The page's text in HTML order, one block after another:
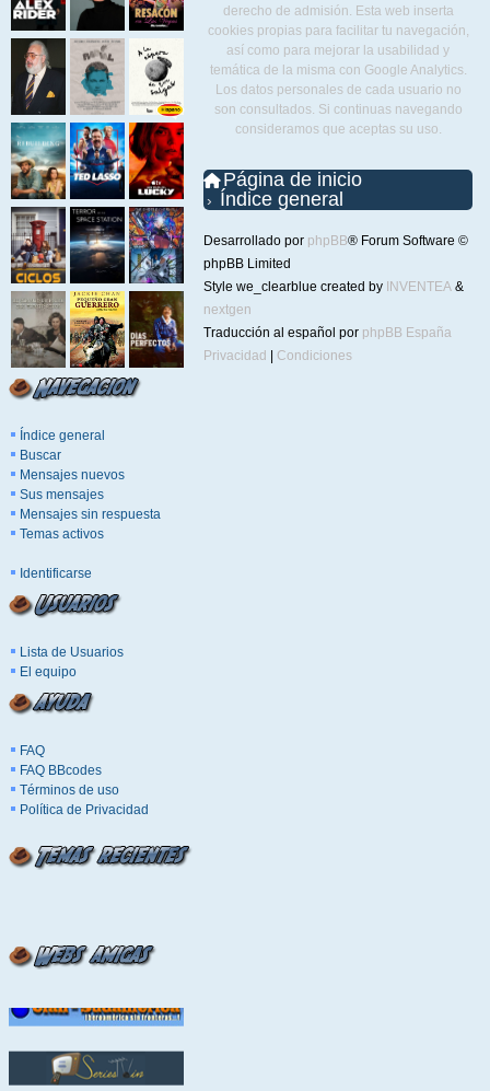
Índice general
Buscar
Mensajes nuevos
Sus mensajes
Mensajes sin respuesta
Temas activos
Identificarse
Lista de Usuarios
El equipo
FAQ
FAQ BBcodes
Términos de uso
Política de Privacidad
derecho de admisión. Esta web inserta
cookies propias para facilitar tu navegación,
así como para mejorar la usabilidad y
temática de la misma con Google Analytics.
Los datos personales de cada usuario no
son consultados. Si continuas navegando
consideramos que aceptas su uso.
Página de inicio
Índice general
Desarrollado por phpBB® Forum Software ©
phpBB Limited
Style we_clearblue created by INVENTEA &
nextgen
Traducción al español por phpBB España
Privacidad
Condiciones